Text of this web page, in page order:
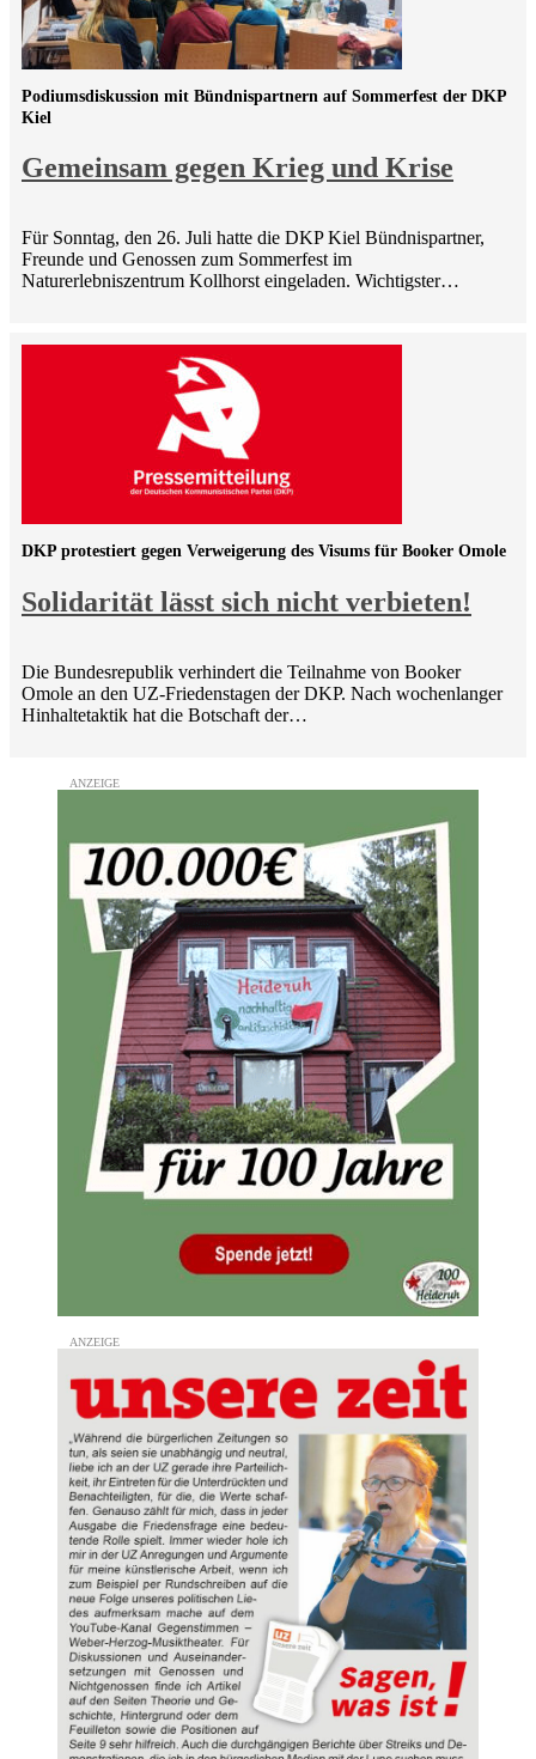
Gemeinsam gegen Krieg und Krise
Podiumsdiskussion mit Bündnispartnern auf Sommerfest der DKP
Kiel
Für Sonntag, den 26. Juli hatte die DKP Kiel Bündnispartner,
Freunde und Genossen zum Sommerfest im
Naturerlebniszentrum Kollhorst eingeladen. Wichtigster…
Solidarität lässt sich nicht verbieten!
DKP protestiert gegen Verweigerung des Visums für Booker Omole
Die Bundesrepublik verhindert die Teilnahme von Booker
Omole an den UZ-Friedenstagen der DKP. Nach wochenlanger
Hinhaltetaktik hat die Botschaft der…